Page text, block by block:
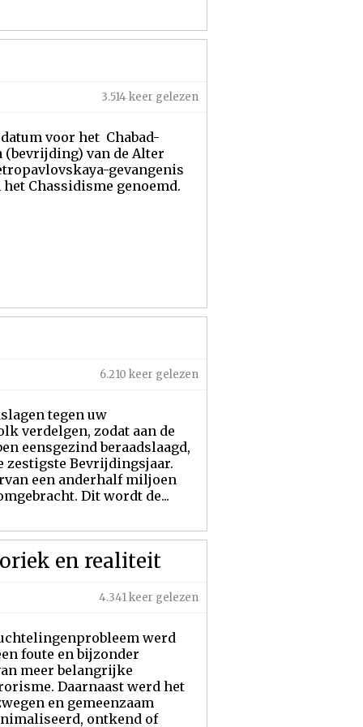
3.514 keer gelezen
voor het Chabad-
(bevrijding) van de Alter
gevangenis
Chassidisme genoemd.
6.210 keer gelezen
tegen uw
verdelgen, zodat aan de
eensgezind beraadslaagd,
zestigste Bevrijdingsjaar.
een anderhalf miljoen
Dit wordt de...
en realiteit
4.341 keer gelezen
werd
foute en bijzonder
meer belangrijke
Daarnaast werd het
en gemeenzaam
ontkend of